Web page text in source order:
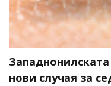
нови случая за